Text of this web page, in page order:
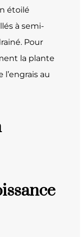
étoilé
à semi-
Pour
la plante
au